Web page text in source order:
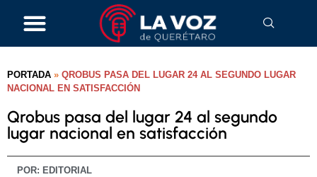
PORTADA » QROBUS PASA DEL LUGAR 24 AL SEGUNDO LUGAR
NACIONAL EN SATISFACCIÓN
Qrobus pasa del lugar 24 al segundo
lugar nacional en satisfacción
POR: EDITORIAL